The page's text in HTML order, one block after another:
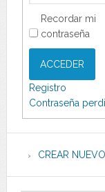
Recordar mi
contraseña
ACCEDER
Registro
Contraseña
CREAR